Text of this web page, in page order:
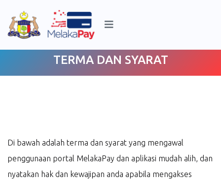
TERMA DAN SYARAT
Di bawah adalah terma dan syarat yang mengawal
penggunaan portal MelakaPay dan aplikasi mudah alih, dan
nyatakan hak dan kewajipan anda apabila mengakses